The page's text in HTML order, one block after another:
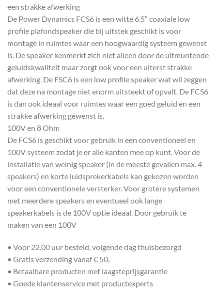
een strakke afwerking
De Power Dynamics FCS6 is een witte 6.5″ coaxiale low
profile plafondspeaker die bij uitstek geschikt is voor
montage in ruimtes waar een hoogwaardig systeem gewenst
is. De speaker kenmerkt zich niet alleen door de uitmuntende
geluidskwaliteit maar zorgt ook voor een uiterst strakke
afwerking. De FSC6 is een low profile speaker wat wil zeggen
dat deze na montage niet enorm uitsteekt of opvalt. De FCS6
is dan ook ideaal voor ruimtes waar een goed geluid en een
strakke afwerking gewenst is.
100V en 8 Ohm
De FCS6 is geschikt voor gebruik in een conventioneel en
100V systeem zodat je er alle kanten mee op kunt. Voor de
installatie van weinig speaker (in de meeste gevallen max. 4
speakers) en korte luidsprekerkabels kan gekozen worden
voor een conventionele versterker. Voor grotere systemen
met meerdere speakers en eventueel ook lange
speakerkabels is de 100V optie ideaal. Door gebruik te
maken van een 100V
• Voor 22.00 uur besteld, volgende dag thuisbezorgd
• Gratis verzending vanaf € 50,-
• Betaalbare producten met laagsteprijsgarantie
• Goede klantenservice met productexperts